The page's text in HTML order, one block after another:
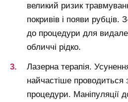
великий ризик
покривів і появи рубців.
до процедури для
обличчі рідко.
Лазерна терапія.
найчастіше проводиться
процедури. Маніпуляції